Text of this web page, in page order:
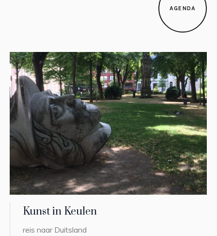
AGENDA
Kunst in Keulen
reis naar Duitsland